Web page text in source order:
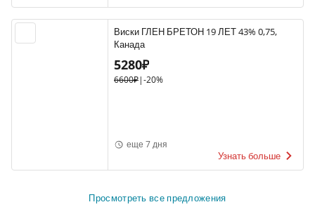
Виски ГЛЕН БРЕТОН 19 ЛЕТ 43% 0,75,
Канада
5280₽
6600₽|-20%
еще 7 дня
Узнать больше
Просмотреть все предложения